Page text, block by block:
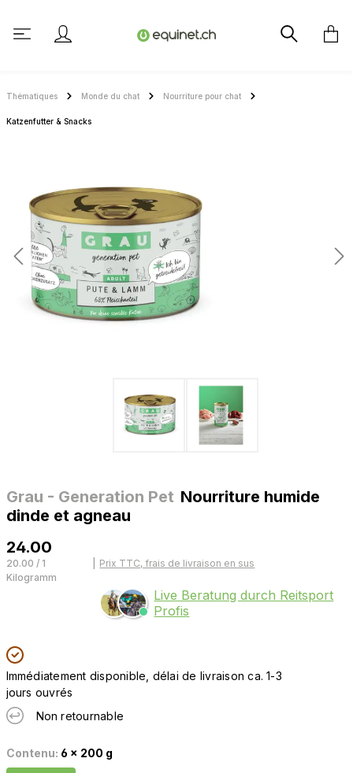
Thématiques Monde du chat Nourriture pour chat
Katzenfutter & Snacks
Grau - Generation Pet Nourriture humide
dinde et agneau
24.00
20.00 / 1
Kilogramm
Prix TTC, frais de livraison en sus
Live Beratung durch Reitsport
Profis
Immédiatement disponible, délai de livraison ca. 1-3
jours ouvrés
Non retournable
Contenu: 6 x 200 g